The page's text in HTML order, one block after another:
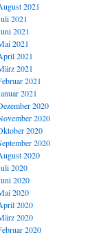
2021
2021
2021
2021
2021
2021
2021
2021
2020
2020
2020
2020
2020
2020
2020
2020
2020
2020
2020